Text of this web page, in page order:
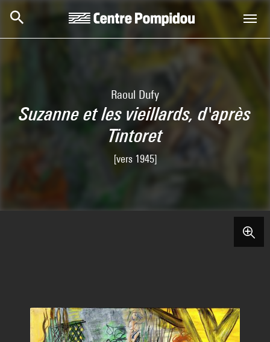
Raoul Dufy
Suzanne et les vieillards, d'après
Tintoret
[vers 1945]